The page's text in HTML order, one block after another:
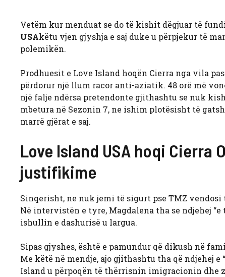
Vetëm kur menduat se do të kishit dëgjuar të
USAkëtu vjen gjyshja e saj duke u përpjekur të
polemikën.
Prodhuesit e Love Island hoqën Cierra nga vila
përdorur një llum racor anti-aziatik. 48 orë më
një falje ndërsa pretendonte gjithashtu se nuk
mbetura në Sezonin 7, ne ishim plotësisht të
marrë gjërat e saj.
Love Island USA hoqi Cierra
justifikime
Sinqerisht, ne nuk jemi të sigurt pse TMZ vendosi
Në intervistën e tyre, Magdalena tha se ndjehej “e
ishullin e dashurisë u largua.
Sipas gjyshes, është e pamundur që dikush në
Me këtë në mendje, ajo gjithashtu tha që ndjehej
Island u përpoqën të thërrisnin imigracionin dhe